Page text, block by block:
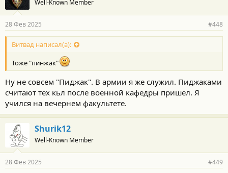
Well-Known Member
28 Фев 2025 #448
Витвад написал(а):
Тоже "пинжак"
Ну не совсем "Пиджак". В армии я же служил. Пиджаками
считают тех кьл после военной кафедры пришел. Я
учился на вечернем факультете.
Shurik12
Well-Known Member
28 Фев 2025 #449